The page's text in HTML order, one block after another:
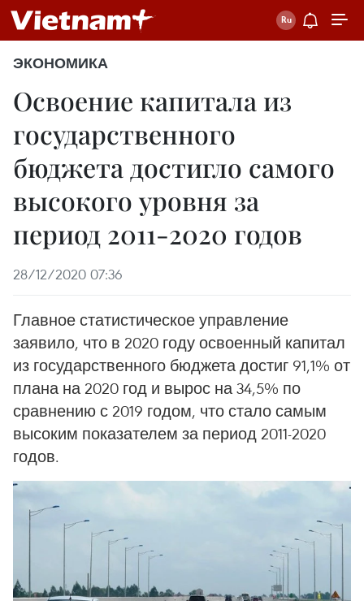
ЭКОНОМИКА
Освоение капитала из
государственного
бюджета достигло самого
высокого уровня за
период 2011-2020 годов
28/12/2020 07:36
Главное статистическое управление
заявило, что в 2020 году освоенный капитал
из государственного бюджета достиг 91,1% от
плана на 2020 год и вырос на 34,5% по
сравнению с 2019 годом, что стало самым
высоким показателем за период 2011-2020
годов.